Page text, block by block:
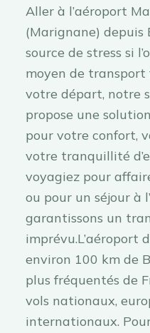
Aller à l’aéroport
(Marignane) depuis
source de stress si
moyen de transport
votre départ, notre
propose une
pour votre confort,
votre tranquillité
voyagiez pour
ou pour un séjour à
garantissons un
imprévu.L’aéroport
environ 100 km de
plus fréquentés de
vols nationaux,
internationaux.